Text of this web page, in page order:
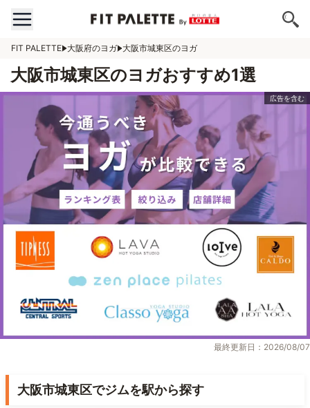
FIT PALETTE 大阪府のヨガ 大阪市城東区のヨガ
大阪市城東区のヨガおすすめ1選
最終更新日：2026/08/07
大阪市城東区でジムを駅から探す